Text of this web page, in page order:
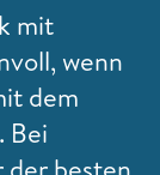
mit
wenn
dem
Bei